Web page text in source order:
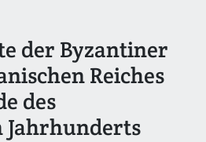
der Byzantiner
Reiches
des
Jahrhunderts